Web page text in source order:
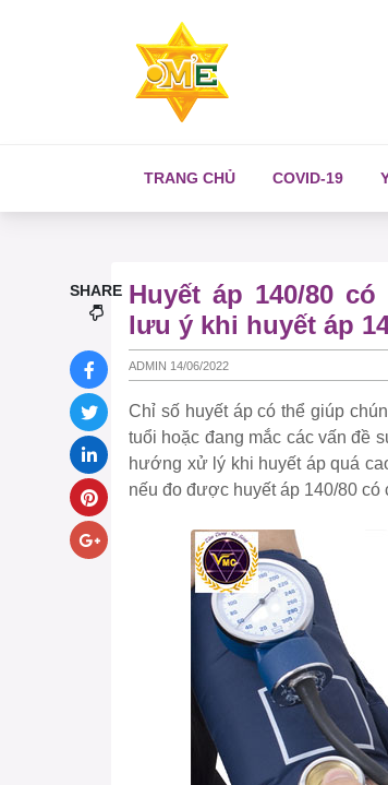
TRANG CHỦ COVID-19
Huyết áp 140/80
lưu ý khi huyết áp
ADMIN 14/06/2022
Chỉ số huyết áp có thể giúp
tuổi hoặc đang mắc các vấn đề
hướng xử lý khi huyết áp quá
nếu đo được huyết áp 140/80 có
SHARE